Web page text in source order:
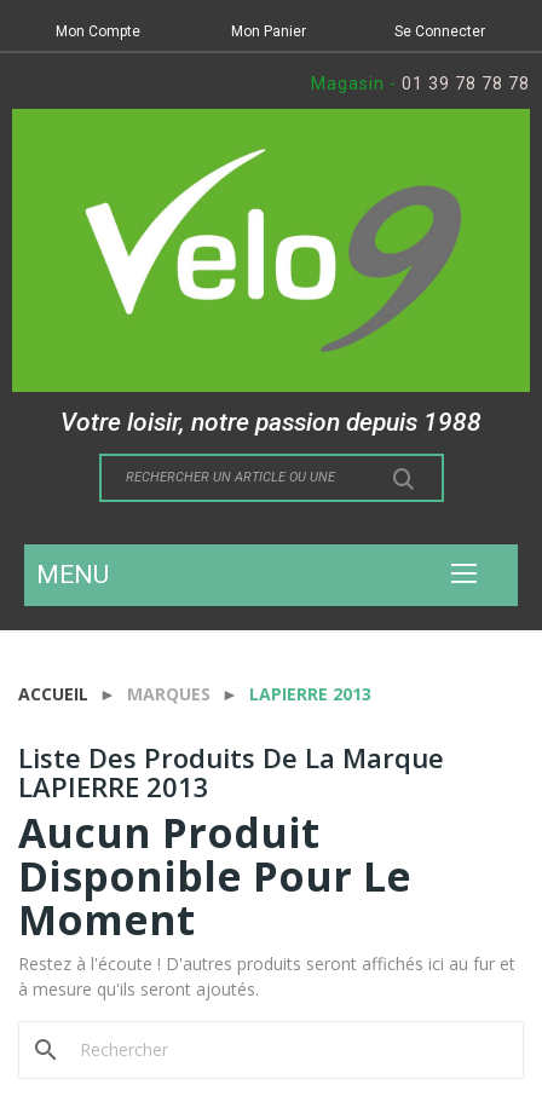
Mon Compte Mon Panier Se Connecter
Magasin - 01 39 78 78 78
Votre loisir, notre passion depuis 1988
MENU
ACCUEIL MARQUES LAPIERRE 2013
Liste Des Produits De La Marque
LAPIERRE 2013
Aucun Produit
Disponible Pour Le
Moment
Restez à l'écoute ! D'autres produits seront affichés ici au fur et
à mesure qu'ils seront ajoutés.
search